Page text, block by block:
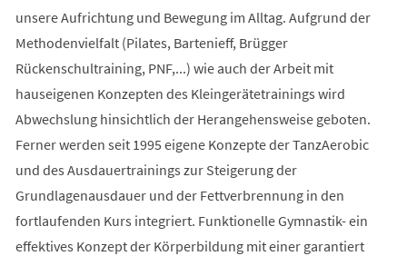
unsere Aufrichtung und Bewegung im Alltag. Aufgrund der
Methodenvielfalt (Pilates, Bartenieff, Brügger
Rückenschultraining, PNF,...) wie auch der Arbeit mit
hauseigenen Konzepten des Kleingerätetrainings wird
Abwechslung hinsichtlich der Herangehensweise geboten.
Ferner werden seit 1995 eigene Konzepte der TanzAerobic
und des Ausdauertrainings zur Steigerung der
Grundlagenausdauer und der Fettverbrennung in den
fortlaufenden Kurs integriert. Funktionelle Gymnastik- ein
effektives Konzept der Körperbildung mit einer garantiert